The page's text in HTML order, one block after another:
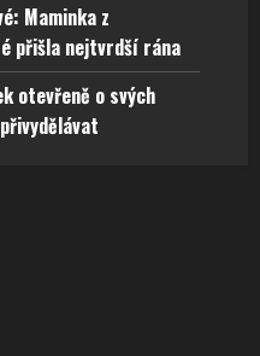
Maminka z
přišla nejtvrdší rána
otevřeně o svých